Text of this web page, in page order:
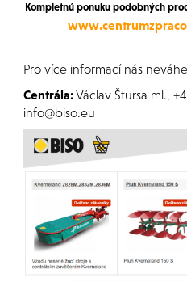
Kompletnú ponuku podobných
Pro více informací nás
Centrála:Václav Štursa ml.,
info@biso.eu